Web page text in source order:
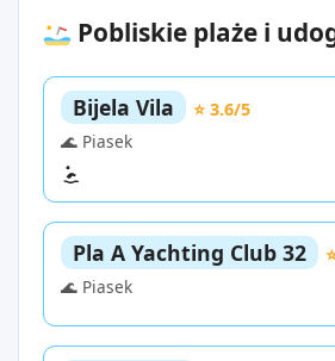
Pobliskie plaże i
Bijela Vila
⭐ 3.6/5
🌊 Piasek
Pla A Yachting Club 32
🌊 Piasek